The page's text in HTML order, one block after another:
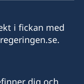
i fickan med